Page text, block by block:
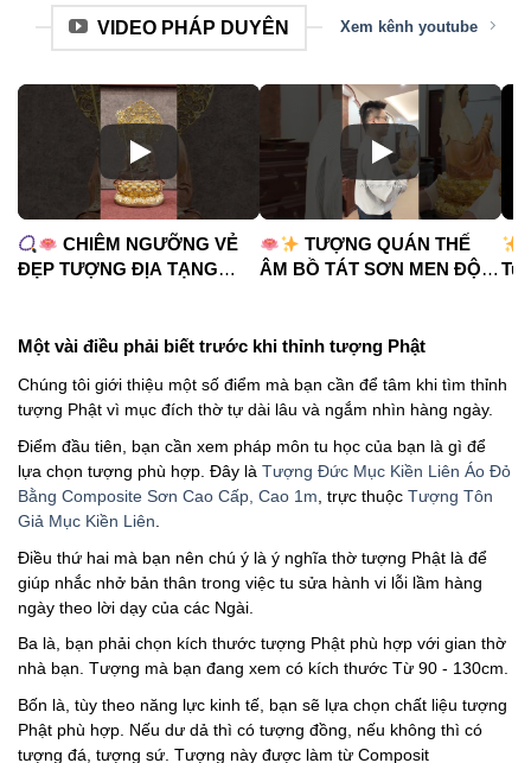
VIDEO PHÁP DUYÊN Xem kênh youtube
CHIÊM NGƯỠNG VẺ
ĐẸP TƯỢNG ĐỊA TẠNG
#tuongphat
TƯỢNG QUÁN THẾ
ÂM BỒ TÁT SƠN MEN ĐỘ
#nammoquantheambotat
Một vài điều phải biết trước khi thỉnh tượng Phật
Chúng tôi giới thiệu một số điểm mà bạn cần để tâm khi tìm thỉnh
tượng Phật vì mục đích thờ tự dài lâu và ngắm nhìn hàng ngày.
Điểm đầu tiên, bạn cần xem pháp môn tu học của bạn là gì để
lựa chọn tượng phù hợp. Đây là Tượng Đức Mục Kiền Liên Áo Đỏ
Bằng Composite Sơn Cao Cấp, Cao 1m , trực thuộc Tượng Tôn
Giả Mục Kiền Liên
Điều thứ hai mà bạn nên chú ý là ý nghĩa thờ tượng Phật là để
giúp nhắc nhở bản thân trong việc tu sửa hành vi lỗi lầm hàng
ngày theo lời dạy của các Ngài.
Ba là, bạn phải chọn kích thước tượng Phật phù hợp với gian thờ
nhà bạn. Tượng mà bạn đang xem có kích thước Từ 90 - 130cm.
Bốn là, tùy theo năng lực kinh tế, bạn sẽ lựa chọn chất liệu tượng
Phật phù hợp. Nếu dư dả thì có tượng đồng, nếu không thì có
tượng đá, tượng sứ. Tượng này được làm từ Composit